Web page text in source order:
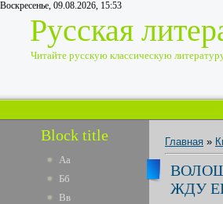
Воскресенье, 09.08.2026, 15:53
Русская
Читайте русскую классическую
Block title
Аа
Бб
Вв
Главная »
ЖДУ